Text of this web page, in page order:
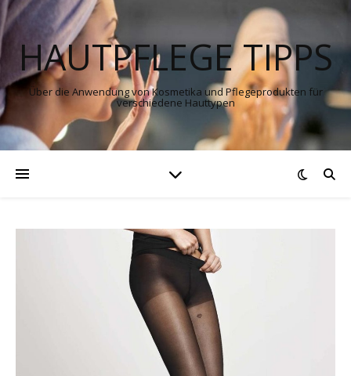
HAUTPFLEGE TIPPS
Über die Anwendung von Kosmetika und Pflegeprodukten für
verschiedene Hauttypen